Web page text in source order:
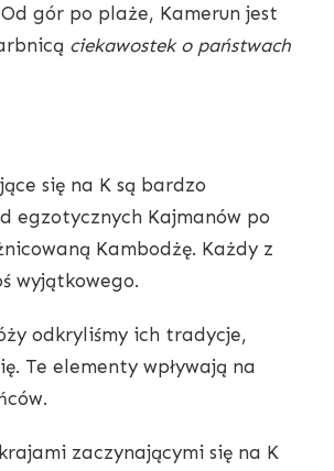
gór po plaże, Kamerun jest
ciekawostek o państwach
się na K są bardzo
egzotycznych Kajmanów po
Kambodżę. Każdy z
wyjątkowego.
odkryliśmy ich tradycje,
Te elementy wpływają na
zaczynającymi się na K